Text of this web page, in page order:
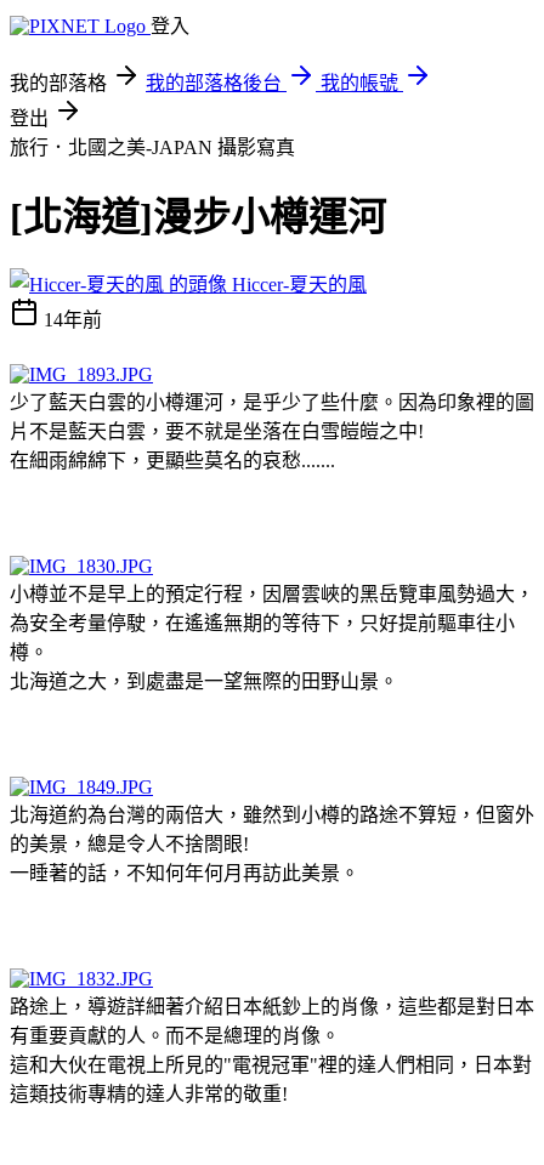
登入
我的部落格 我的部落格後台
我的帳號
登出
旅行．北國之美-JAPAN 攝影寫真
[北海道]漫步小樽運河
Hiccer-夏天的風
14年前
少了藍天白雲的小樽運河，是乎少了些什麼。因為印象裡的圖
片不是藍天白雲，要不就是坐落在白雪皚皚之中!
在細雨綿綿下，更顯些莫名的哀愁.......
小樽並不是早上的預定行程，因層雲峽的黑岳覽車風勢過大，
為安全考量停駛，在遙遙無期的等待下，只好提前驅車往小
樽。
北海道之大，到處盡是一望無際的田野山景。
北海道約為台灣的兩倍大，雖然到小樽的路途不算短，但窗外
的美景，總是令人不捨閤眼!
一睡著的話，不知何年何月再訪此美景。
路途上，導遊詳細著介紹日本紙鈔上的肖像，這些都是對日本
有重要貢獻的人。而不是總理的肖像。
這和大伙在電視上所見的"電視冠軍"裡的達人們相同，日本對
這類技術專精的達人非常的敬重!